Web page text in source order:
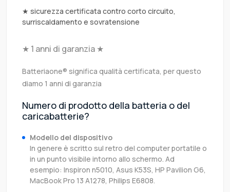
★ sicurezza certificata contro corto circuito,
surriscaldamento e sovratensione
★ 1 anni di garanzia ★
Batteriaone® significa qualità certificata, per questo
diamo 1 anni di garanzia
Numero di prodotto della batteria o del
caricabatterie?
Modello del dispositivo
In genere è scritto sul retro del computer portatile o
in un punto visibile intorno allo schermo. Ad
esempio: Inspiron n5010, Asus K53S, HP Pavilion G6,
MacBook Pro 13 A1278, Philips E6808.